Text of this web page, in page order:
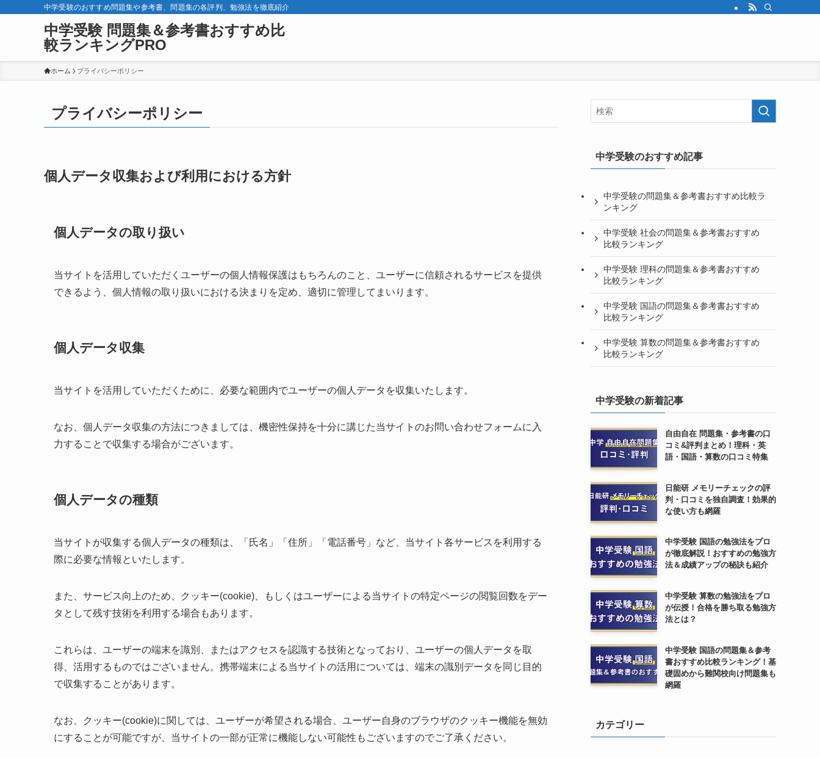
中学受験のおすすめ問題集や参考書、問題集の各評判、勉強法を徹底紹介
中学受験 問題集＆参考書おすすめ比
較ランキングPRO
ホーム プライバシーポリシー
プライバシーポリシー
個人データ収集および利用における方針
個人データの取り扱い
当サイトを活用していただくユーザーの個人情報保護はもちろんのこと、ユーザーに信頼されるサービスを提供
できるよう、個人情報の取り扱いにおける決まりを定め、適切に管理してまいります。
個人データ収集
当サイトを活用していただくために、必要な範囲内でユーザーの個人データを収集いたします。
なお、個人データ収集の方法につきましては、機密性保持を十分に講じた当サイトのお問い合わせフォームに入
力することで収集する場合がございます。
個人データの種類
当サイトが収集する個人データの種類は、「氏名」「住所」「電話番号」など、当サイト各サービスを利用する
際に必要な情報といたします。
また、サービス向上のため、クッキー(cookie)、もしくはユーザーによる当サイトの特定ページの閲覧回数をデー
タとして残す技術を利用する場合もあります。
これらは、ユーザーの端末を識別、またはアクセスを認識する技術となっており、ユーザーの個人データを取
得、活用するものではございません。携帯端末による当サイトの活用については、端末の識別データを同じ目的
で収集することがあります。
なお、クッキー(cookie)に関しては、ユーザーが希望される場合、ユーザー自身のブラウザのクッキー機能を無効
にすることが可能ですが、当サイトの一部が正常に機能しない可能性もございますのでご了承ください。
中学受験のおすすめ記事
中学受験の問題集＆参考書おすすめ比較ラ
ンキング
中学受験 社会の問題集＆参考書おすすめ
比較ランキング
中学受験 理科の問題集＆参考書おすすめ
比較ランキング
中学受験 国語の問題集＆参考書おすすめ
比較ランキング
中学受験 算数の問題集＆参考書おすすめ
比較ランキング
中学受験の新着記事
自由自在 問題集・参考書の口
コミ&評判まとめ！理科・英
語・国語・算数の口コミ特集
日能研 メモリーチェックの評
判・口コミを独自調査！効果的
な使い方も網羅
中学受験 国語の勉強法をプロ
が徹底解説！おすすめの勉強方
法＆成績アップの秘訣も紹介
中学受験 算数の勉強法をプロ
が伝授！合格を勝ち取る勉強方
法とは？
中学受験 国語の問題集＆参考
書おすすめ比較ランキング！基
礎固めから難関校向け問題集も
網羅
カテゴリー